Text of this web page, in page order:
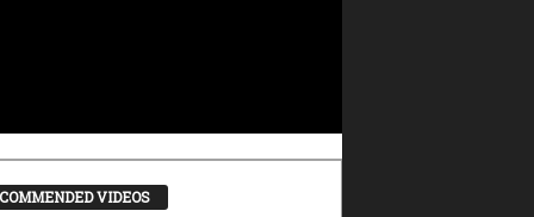
VIDEOS